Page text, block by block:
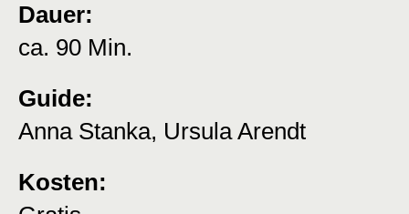
Dauer:
ca. 90 Min.
Guide:
Anna Stanka, Ursula Arendt
Kosten: